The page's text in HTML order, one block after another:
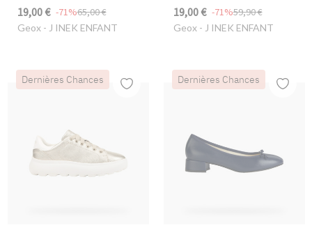
19,00 € 65,00 €
-71%
Geox- J INEK ENFANT
19,00 € 59,90 €
-71%
Geox- J INEK ENFANT
Dernières Chances Dernières Chances